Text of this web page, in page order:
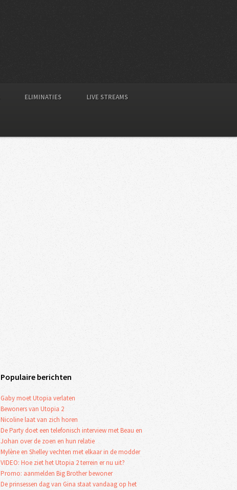
ELIMINATIES LIVE STREAMS
Populaire berichten
Gaby moet Utopia verlaten
Bewoners van Utopia 2
Nicoline laat van zich horen
De Party doet een telefonisch interview met Beau en
Johan over de zoen en hun relatie
Mylène en Shelley vechten met elkaar in de modder
VIDEO: Hoe ziet het Utopia 2 terrein er nu uit?
Promo: aanmelden Big Brother bewoner
De prinsessen dag van Gina staat vandaag op het